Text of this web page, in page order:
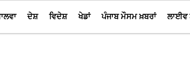
ਦੇਸ਼ ਵਿਦੇਸ਼ ਖੇਡਾਂ ਪੰਜਾਬ ਮੌਸਮ ਖ਼ਬਰਾਂ ਲਾਈਵ